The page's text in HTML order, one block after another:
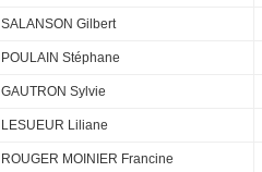
SALANSON Gilbert
POULAIN Stéphane
GAUTRON Sylvie
LESUEUR Liliane
ROUGER MOINIER Francine